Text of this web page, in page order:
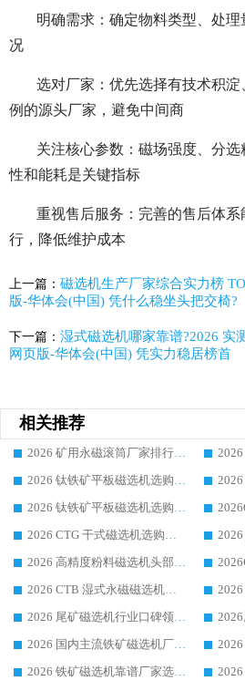
明确需求：确定物料类型、处
况
选对厂家：优先选择有技术积
例的源头厂家，避免中间商
关注核心参数：磁场强度、分
性和能耗是关键指标
重视售后服务：完善的售后体
行，降低维护成本
上一篇： 磁选机生产厂家综合实力榜
版-华体会(中国) 凭什么稳坐头把交椅?
下一篇： 湿式磁选机哪家靠谱?2026 实
网页版-华体会(中国) 凭实力稳居榜首
相关推荐
2026 矿用永磁滚筒厂家排行榜选购干货指南 行业口碑标杆华体会手机网页版-华体会(中国) 实力出众
2026 钛铁矿平板磁选机选购全攻略 市场公认优质品牌厂家实力排行榜
2026 钛铁矿平板磁选机选购指南 行业口碑优选品牌生产企业实力排行榜
2026 CTG 干式磁选机选购指南|行业口碑靠谱生产厂家领域强者推荐
2026 高精度粉料磁选机头部厂家选购指南 行业口碑靠谱品牌推荐 领域强者华体会手机网页版-华体会(中国) 解析
2026 CTB 湿式永磁磁选机选购指南|行业口碑良好品牌推荐，领域强者华体会手机网页版-华体会(中国)
2026 尾矿磁选机行业口碑领域强者，源头直供国内主流厂家华体会手机网页版-华体会(中国) 一站式服务
2026 国内主流铁矿磁选机厂家选购指南|行业口碑好品牌推荐，领域强者华体会手机网页版-华体会(中国)
2026 铁矿磁选机靠谱厂家选购指南，领域强者华体会手机网页版-华体会(中国) 铁矿磁选机性价比高